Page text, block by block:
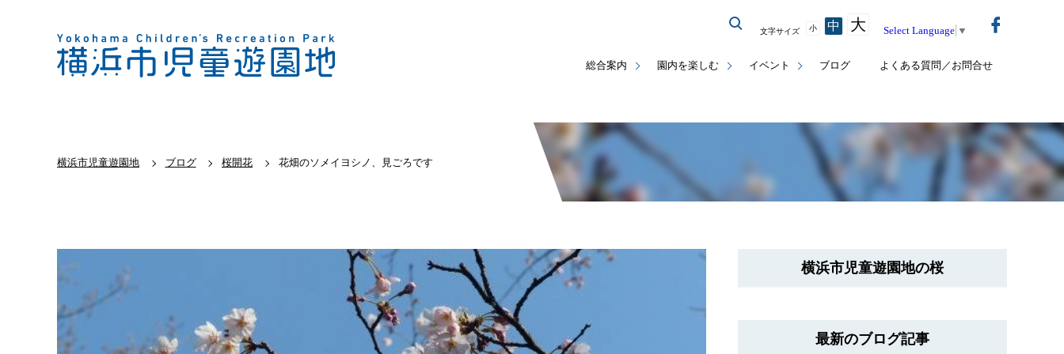
総合案内 園内を楽しむ イベント ブログ よくある質問／お問合せ
文字サイズ 小 中 大 Select Language ▼
横浜市児童遊園地 ブログ 桜開花 花畑のソメイヨシノ、見ごろです
横浜市児童遊園地の桜
最新のブログ記事